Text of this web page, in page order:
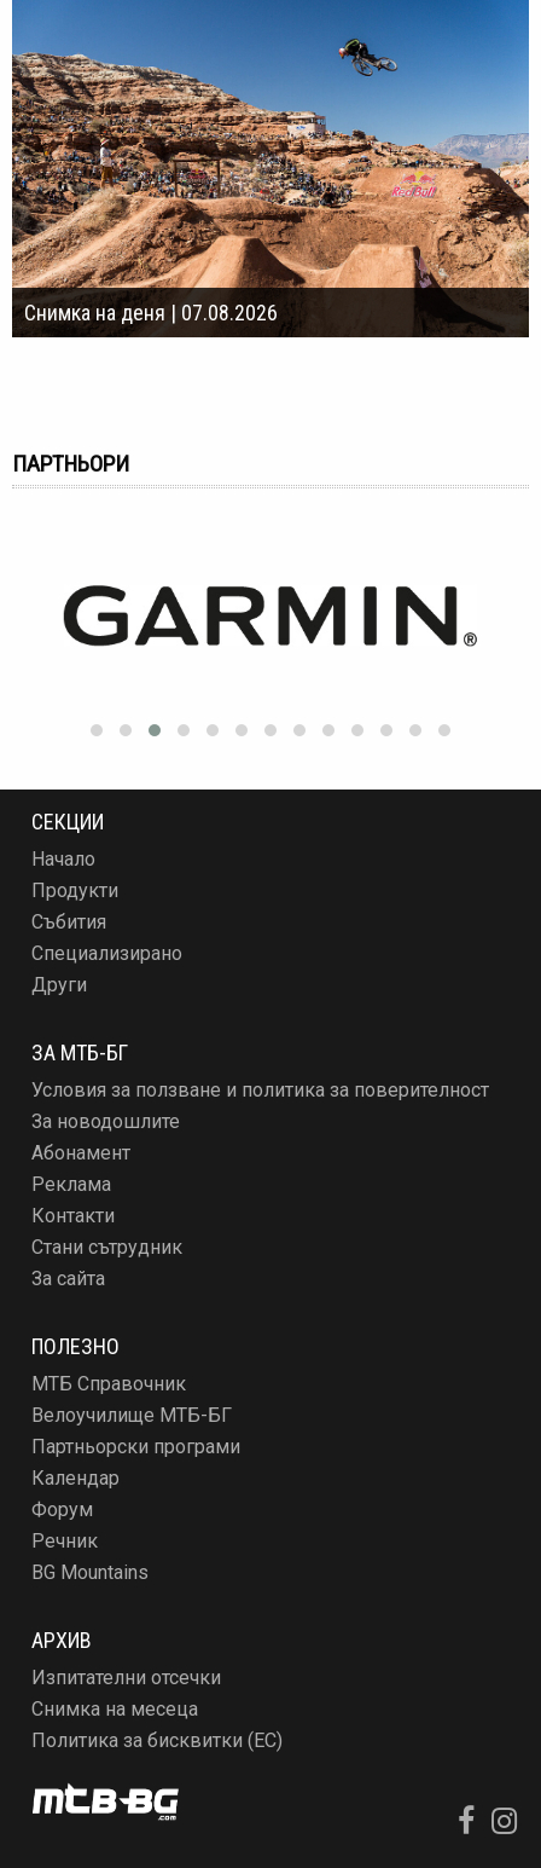
Снимка на деня | 07.08.2026
ПАРТНЬОРИ
СЕКЦИИ
Начало
Продукти
Събития
Специализирано
Други
ЗА МТБ-БГ
Условия за ползване и политика за поверителност
За новодошлите
Абонамент
Реклама
Контакти
Стани сътрудник
За сайта
ПОЛЕЗНО
МТБ Справочник
Велоучилище МТБ-БГ
Партньорски програми
Календар
Форум
Речник
BG Mountains
АРХИВ
Изпитателни отсечки
Снимка на месеца
Политика за бисквитки (ЕС)